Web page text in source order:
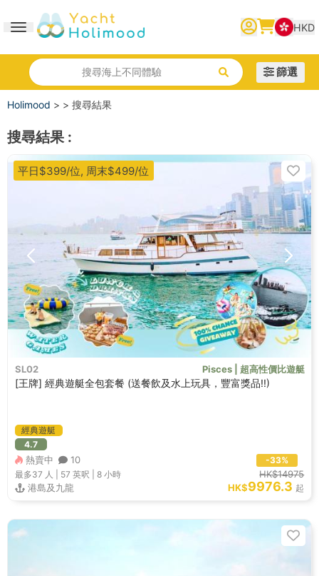
Toggle navigation
繁體中文 English 简体中文
HKD
搜尋海上不同體驗 篩選
Holimood > > 搜尋結果
搜尋結果 :
SL02 Pisces | 超高性價比遊艇
[王牌] 經典遊艇全包套餐 (送餐飲及水上玩具，豐富獎品!!)
經典遊艇
4.7
熱賣中 10
最多37 人 | 57 英呎 8 小時
港島及九龍
-33%
HK$14975
HK$9976.3 起
平日$399/位, 周末$499/位